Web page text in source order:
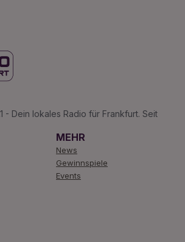
- Dein lokales Radio für Frankfurt. Seit
MEHR
News
Gewinnspiele
Events